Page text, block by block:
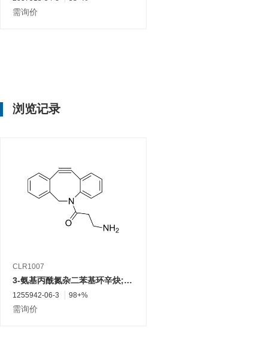
需询价
浏览记录
CLR1007
3-氨基丙酰氮杂二苯基环辛炔; 氮杂二苯并环辛炔胺
1255942-06-3 98+%
需询价